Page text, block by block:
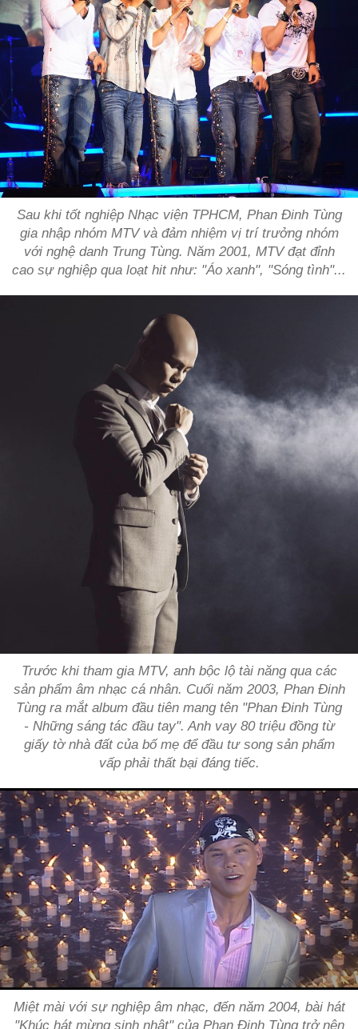
Sau khi tốt nghiệp Nhạc viện TPHCM, Phan Đinh Tùng
gia nhập nhóm MTV và đảm nhiệm vị trí trưởng nhóm
với nghệ danh Trung Tùng. Năm 2001, MTV đạt đỉnh
cao sự nghiệp qua loạt hit như: "Áo xanh", "Sóng tình"...
Trước khi tham gia MTV, anh bộc lộ tài năng qua các
sản phẩm âm nhạc cá nhân. Cuối năm 2003, Phan Đinh
Tùng ra mắt album đầu tiên mang tên "Phan Đinh Tùng
- Những sáng tác đầu tay". Anh vay 80 triệu đồng từ
giấy tờ nhà đất của bố mẹ để đầu tư song sản phẩm
vấp phải thất bại đáng tiếc.
Miệt mài với sự nghiệp âm nhạc, đến năm 2004, bài hát
"Khúc hát mừng sinh nhật" của Phan Đinh Tùng trở nên